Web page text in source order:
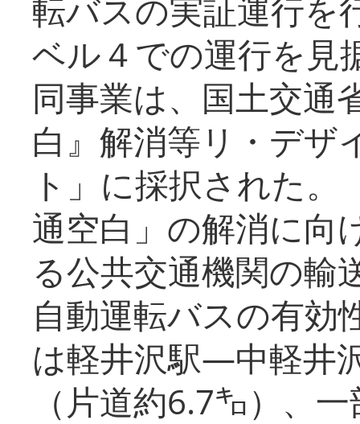
転バスの実証運行を
ベル４での運行を見
同事業は、国土交通
白』解消等リ・デザ
ト」に採択された
通空白」の解消に向
る公共交通機関の輸
自動運転バスの有効
は軽井沢駅―中軽井
（片道約6.7㌔）、